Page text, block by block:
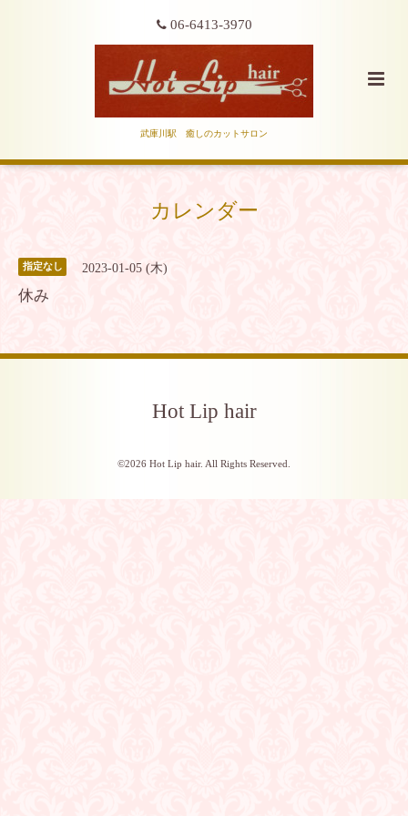
06-6413-3970
武庫川駅 癒しのカットサロン
カレンダー
指定なし 2023-01-05 (木)
休み
Hot Lip hair
©2026 Hot Lip hair. All Rights Reserved.